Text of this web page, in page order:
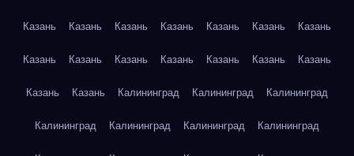
Казань Казань Казань Казань Казань Казань Казань
Казань Казань Казань Казань Казань Казань Казань
Казань Казань Калининград Калининград Калининград
Калининград Калининград Калининград Калининград